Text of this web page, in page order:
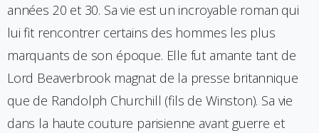
années 20 et 30. Sa vie est un incroyable roman qui
lui fit rencontrer certains des hommes les plus
marquants de son époque. Elle fut amante tant de
Lord Beaverbrook magnat de la presse britannique
que de Randolph Churchill (fils de Winston). Sa vie
dans la haute couture parisienne avant guerre et